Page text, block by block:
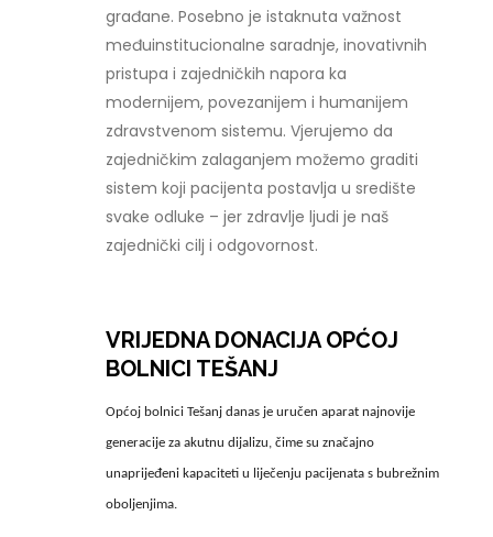
građane. Posebno je istaknuta važnost
međuinstitucionalne saradnje, inovativnih
pristupa i zajedničkih napora ka
modernijem, povezanijem i humanijem
zdravstvenom sistemu. Vjerujemo da
zajedničkim zalaganjem možemo graditi
sistem koji pacijenta postavlja u središte
svake odluke – jer zdravlje ljudi je naš
zajednički cilj i odgovornost.
VRIJEDNA DONACIJA OPĆOJ
BOLNICI TEŠANJ
Općoj bolnici Tešanj danas je uručen aparat najnovije
generacije za akutnu dijalizu, čime su značajno
unaprijeđeni kapaciteti u liječenju pacijenata s bubrežnim
oboljenjima.